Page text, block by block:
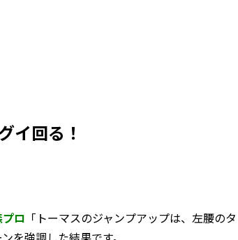
イ回る！
ロ 「トーマスのジャンプアップは、左腰のタ